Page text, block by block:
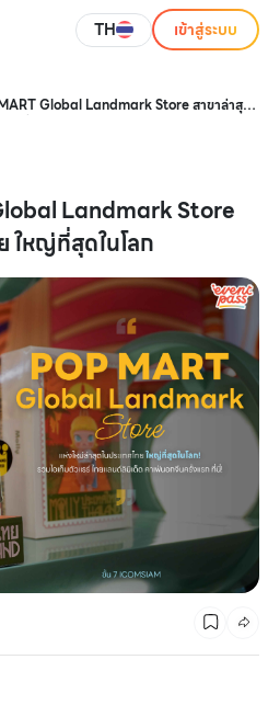
TH เข้าสู่ระบบ
Global Landmark Store สาขาล่าสุด
Landmark Store
ใหญ่ที่สุดในโลก